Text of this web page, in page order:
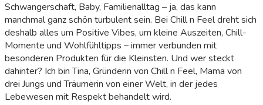
Schwangerschaft, Baby, Familienalltag – ja, das kann
manchmal ganz schön turbulent sein. Bei Chill n Feel dreht sich
deshalb alles um Positive Vibes, um kleine Auszeiten, Chill-
Momente und Wohlfühltipps – immer verbunden mit
besonderen Produkten für die Kleinsten. Und wer steckt
dahinter? Ich bin Tina, Gründerin von Chill n Feel, Mama von
drei Jungs und Träumerin von einer Welt, in der jedes
Lebewesen mit Respekt behandelt wird.